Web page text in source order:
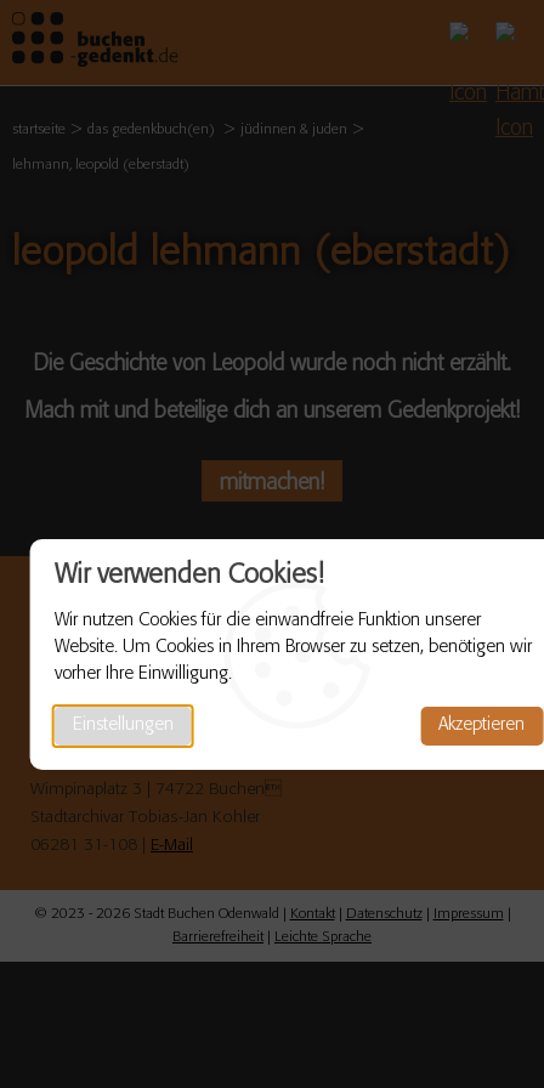
Wir verwenden Cookies!
Wir nutzen Cookies für die einwandfreie Funktion unserer
Website. Um Cookies in Ihrem Browser zu setzen, benötigen wir
vorher Ihre Einwilligung.
Einstellungen Akzeptieren
startseite das gedenkbuch(en) jüdinnen & juden
lehmann, leopold (eberstadt)
leopold lehmann (eberstadt)
Die Geschichte von Leopold wurde noch nicht erzählt.
Mach mit und beteilige dich an unserem Gedenkprojekt!
mitmachen!
buchen-gedenkt.de
Erinnerung an die Opfer des Nationalsozialismus.
Stadt Buchen (Odenwald)
Wimpinaplatz 3 | 74722 Buchen
Stadtarchivar Tobias-Jan Kohler
06281 31-108 | E-Mail
© 2023 - 2026 Stadt Buchen Odenwald | Kontakt| Datenschutz| Impressum
Barrierefreiheit
Leichte Sprache